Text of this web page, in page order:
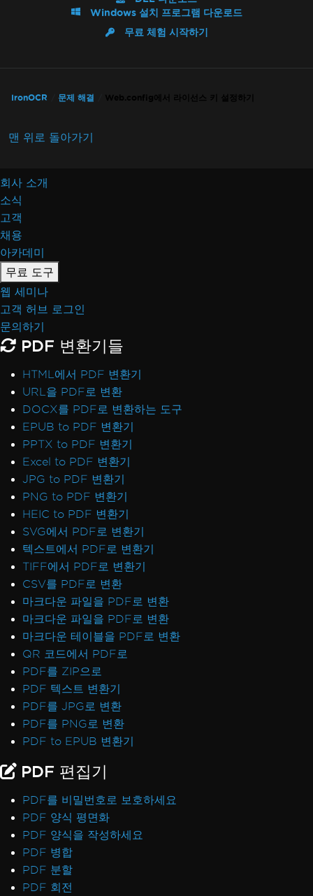
Windows 설치 프로그램 다운로드
무료 체험 시작하기
IronOCR 문제 해결 Web.config에서 라이선스 키 설정하기
맨 위로 돌아가기
회사 소개
소식
고객
채용
아카데미
무료 도구
웹 세미나
고객 허브 로그인
문의하기
PDF 변환기들
HTML에서 PDF 변환기
URL을 PDF로 변환
DOCX를 PDF로 변환하는 도구
EPUB to PDF 변환기
PPTX to PDF 변환기
Excel to PDF 변환기
JPG to PDF 변환기
PNG to PDF 변환기
HEIC to PDF 변환기
SVG에서 PDF로 변환기
텍스트에서 PDF로 변환기
TIFF에서 PDF로 변환기
CSV를 PDF로 변환
마크다운 파일을 PDF로 변환
마크다운 파일을 PDF로 변환
마크다운 테이블을 PDF로 변환
QR 코드에서 PDF로
PDF를 ZIP으로
PDF 텍스트 변환기
PDF를 JPG로 변환
PDF를 PNG로 변환
PDF to EPUB 변환기
PDF 편집기
PDF를 비밀번호로 보호하세요
PDF 양식 평면화
PDF 양식을 작성하세요
PDF 병합
PDF 분할
PDF 회전